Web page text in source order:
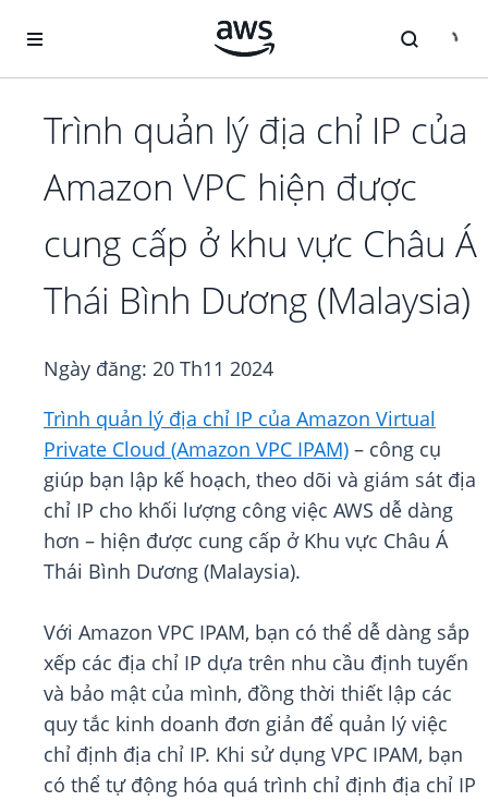
Trình quản lý địa chỉ IP của
Amazon VPC hiện được
cung cấp ở khu vực Châu Á
Thái Bình Dương (Malaysia)
Ngày đăng: 20 Th11 2024
Trình quản lý địa chỉ IP của Amazon Virtual
Private Cloud (Amazon VPC IPAM) – công cụ
giúp bạn lập kế hoạch, theo dõi và giám sát địa
chỉ IP cho khối lượng công việc AWS dễ dàng
hơn – hiện được cung cấp ở Khu vực Châu Á
Thái Bình Dương (Malaysia).
Với Amazon VPC IPAM, bạn có thể dễ dàng sắp
xếp các địa chỉ IP dựa trên nhu cầu định tuyến
và bảo mật của mình, đồng thời thiết lập các
quy tắc kinh doanh đơn giản để quản lý việc
chỉ định địa chỉ IP. Khi sử dụng VPC IPAM, bạn
có thể tự động hóa quá trình chỉ định địa chỉ IP